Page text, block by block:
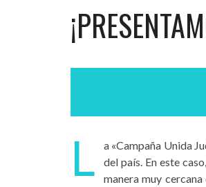
L
a «Campaña Unida
del país. En este
manera muy